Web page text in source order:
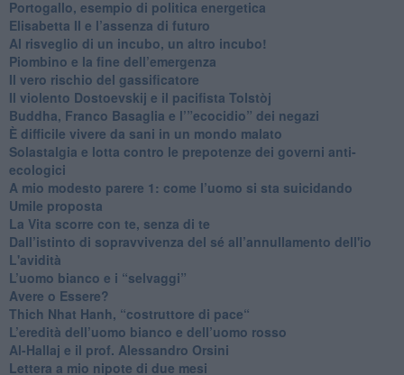
Portogallo, esempio di politica energetica
​Elisabetta II e l’assenza di futuro
Al risveglio di un incubo, un altro incubo!
​Piombino e la fine dell’emergenza
​Il vero rischio del gassificatore
​Il violento Dostoevskij e il pacifista Tolstòj
​Buddha, Franco Basaglia e l’”ecocidio” dei negazi
​È difficile vivere da sani in un mondo malato
Solastalgia e lotta contro le prepotenze dei governi anti-
ecologici
​A mio modesto parere 1: come l’uomo si sta suicidando
​Umile proposta
​La Vita scorre con te, senza di te
​Dall’istinto di sopravvivenza del sé all’annullamento dell'io
L'avidità
​L’uomo bianco e i “selvaggi”
​Avere o Essere?
​Thich Nhat Hanh, “costruttore di pace“
​L’eredità dell’uomo bianco e dell’uomo rosso
Al-Hallaj e il prof. Alessandro Orsini
​Lettera a mio nipote di due mesi